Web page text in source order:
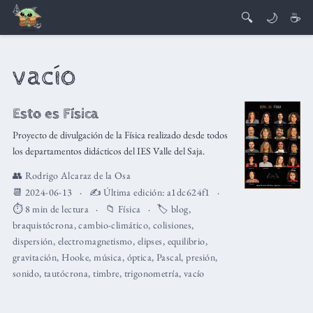
🔍 🌙 ☕
vacío
Esto es Física
Proyecto de divulgación de la Física realizado desde todos
los departamentos didácticos del IES Valle del Saja.
👥 Rodrigo Alcaraz de la Osa
📆 2024-06-13
✍️ Última edición:a1dc624f1
⏱️ 8 min de lectura
📁 Física 🏷️blog,
braquistócrona,cambio-climático,colisiones,
dispersión, electromagnetismo, elipses, equilibrio,
gravitación, Hooke,música, óptica, Pascal,presión,
sonido,tautócrona,timbre, trigonometría, vacío